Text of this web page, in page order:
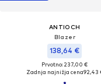
ANTIOCH
Blazer
138,64 €
Prvotno: 237,00 €
Zadnja najnižja cena92,43